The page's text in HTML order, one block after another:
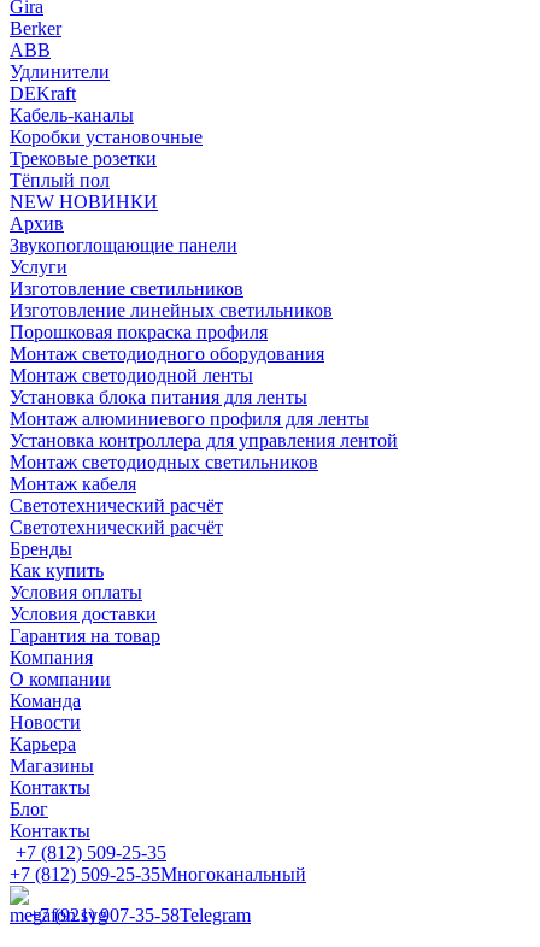
Gira
Berker
ABB
Удлинители
DEKraft
Кабель-каналы
Коробки установочные
Трековые розетки
Тёплый пол
NEW НОВИНКИ
Архив
Звукопоглощающие панели
Услуги
Изготовление светильников
Изготовление линейных светильников
Порошковая покраска профиля
Монтаж светодиодного оборудования
Монтаж светодиодной ленты
Установка блока питания для ленты
Монтаж алюминиевого профиля для ленты
Установка контроллера для управления лентой
Монтаж светодиодных светильников
Монтаж кабеля
Светотехнический расчёт
Светотехнический расчёт
Бренды
Как купить
Условия оплаты
Условия доставки
Гарантия на товар
Компания
О компании
Команда
Новости
Карьера
Магазины
Контакты
Блог
Контакты
+7 (812) 509-25-35
+7 (812) 509-25-35Многоканальный
+7 (921) 907-35-58Telegram